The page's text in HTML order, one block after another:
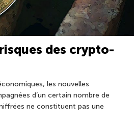
des crypto-
les nouvelles
d’un certain nombre de
ne constituent pas une